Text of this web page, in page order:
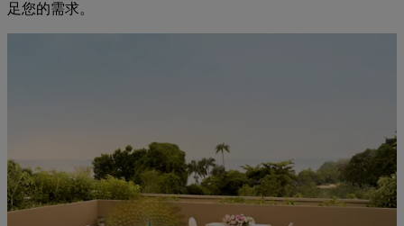
足您的需求。